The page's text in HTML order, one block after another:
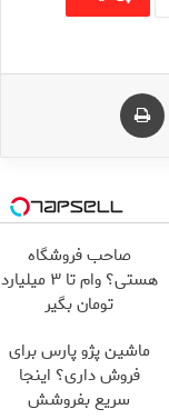
اشتراک گذاری از طریق ایمیل
صاحب فروشگاه
هستی؟ وام تا ۳ میلیارد
تومان بگیر
ماشین پژو پارس برای
فروش داری؟ اینجا
سریع بفروشش